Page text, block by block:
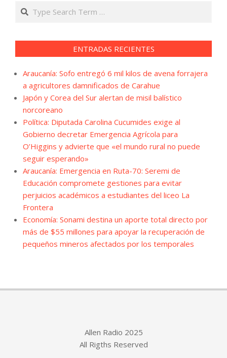
Search
ENTRADAS RECIENTES
Araucanía: Sofo entregó 6 mil kilos de avena forrajera
a agricultores damnificados de Carahue
Japón y Corea del Sur alertan de misil balístico
norcoreano
Política: Diputada Carolina Cucumides exige al
Gobierno decretar Emergencia Agrícola para
O’Higgins y advierte que «el mundo rural no puede
seguir esperando»
Araucanía: Emergencia en Ruta-70: Seremi de
Educación compromete gestiones para evitar
perjuicios académicos a estudiantes del liceo La
Frontera
Economía: Sonami destina un aporte total directo por
más de $55 millones para apoyar la recuperación de
pequeños mineros afectados por los temporales
Allen Radio 2025
All Rigths Reserved